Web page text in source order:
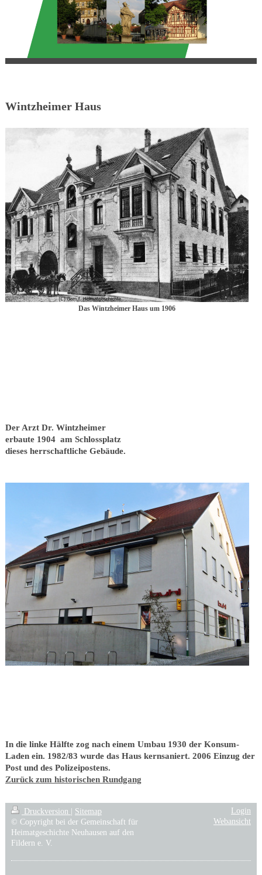
Wintzheimer Haus
Das Wintzheimer Haus um 1906
Der Arzt Dr. Wintzheimer
erbaute 1904 am Schlossplatz
dieses herrschaftliche Gebäude.
In die linke Hälfte zog nach einem Umbau 1930 der Konsum-
Laden ein. 1982/83 wurde das Haus kernsaniert. 2006 Einzug der
Post und des Polizeipostens.
Zurück zum historischen Rundgang
Druckversion
Sitemap
© Copyright bei der Gemeinschaft für
Heimatgeschichte Neuhausen auf den
Fildern e. V.
Login
Webansicht